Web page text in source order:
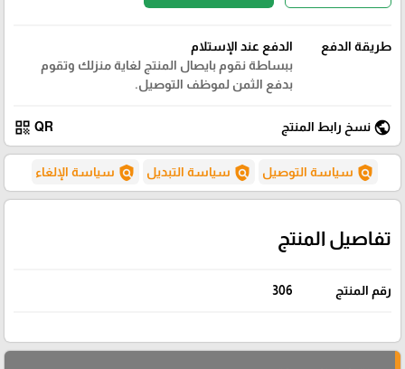
طريقة الدفع
الدفع عند الإستلام
ببساطة نقوم بايصال المنتج لغاية منزلك وتقوم
بدفع الثمن لموظف التوصيل.
public نسخ رابط المنتج QR
qr_code
policy سياسة التوصيل policy سياسة التبديل policy سياسة الإلغاء
تفاصيل المنتج
رقم المنتج 306